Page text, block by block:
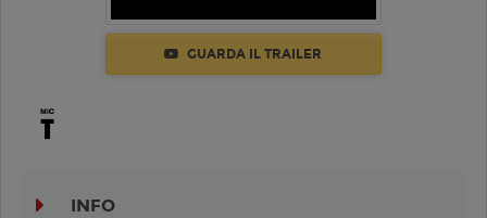
GUARDA IL TRAILER
INFO